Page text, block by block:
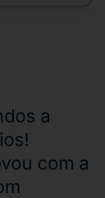
a
com a